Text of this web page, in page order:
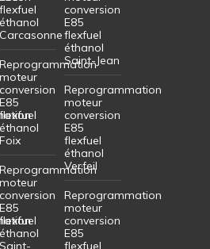
flexfuel
éthanol
Carcasonne
Reprogrammation
moteur
conversion
E85
éthanol
Foix
Reprogrammation
moteur
conversion
E85
éthanol
Saint-
conversion
E85
flexfuel
éthanol
Saint-Jean
Reprogrammation
moteur
conversion
E85
flexfuel
éthanol
Verfeil
Reprogrammation
moteur
conversion
E85
flexfuel